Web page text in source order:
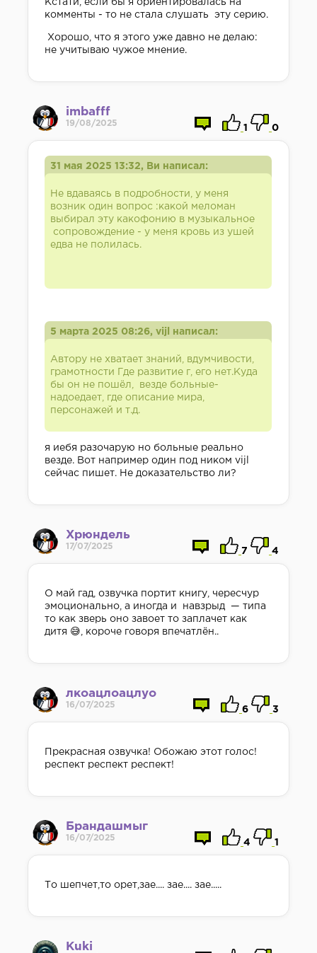
Кстати, если бы я ориентировалась на
комменты - то не стала слушать эту серию.
Хорошо, что я этого уже давно не делаю:
не учитываю чужое мнение.
imbafff
19/08/2025
1 0
31 мая 2025 13:32, Ви написал:
Не вдаваясь в подробности, у меня
возник один вопрос :какой меломан
выбирал эту какофонию в музыкальное
сопровождение - у меня кровь из ушей
едва не полилась.
5 марта 2025 08:26, vijl написал:
Автору не хватает знаний, вдумчивости,
грамотности Где развитие г, его нет.Куда
бы он не пошёл, везде больные-
надоедает, где описание мира,
персонажей и т.д.
я иебя разочарую но больные реально
везде. Вот например один под ником vijl
сейчас пишет. Не доказательство ли?
Хрюндель
17/07/2025
7 4
О май гад, озвучка портит книгу, чересчур
эмоционально, а иногда и навзрыд — типа
то как зверь оно завоет то заплачет как
дитя 😅, короче говоря впечатлён..
лкоацлоацлуо
16/07/2025
6 3
Прекрасная озвучка! Обожаю этот голос!
респект респект респект!
Брандашмыг
16/07/2025
4 1
То шепчет,то орет,зае.... зае.... зае.....
Kuki